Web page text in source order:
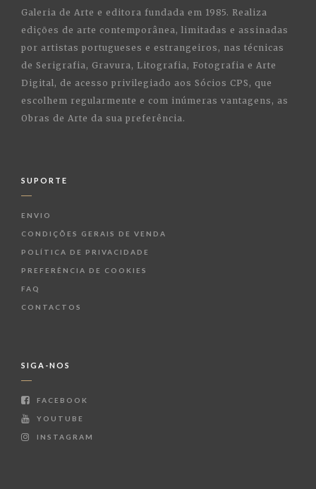
Galeria de Arte e editora fundada em 1985. Realiza
edições de arte contemporânea, limitadas e assinadas
por artistas portugueses e estrangeiros, nas técnicas
de Serigrafia, Gravura, Litografia, Fotografia e Arte
Digital, de acesso privilegiado aos Sócios CPS, que
escolhem regularmente e com inúmeras vantagens, as
Obras de Arte da sua preferência.
SUPORTE
ENVIO
CONDIÇÕES GERAIS DE VENDA
POLÍTICA DE PRIVACIDADE
PREFERÊNCIA DE COOKIES
FAQ
CONTACTOS
SIGA-NOS
FACEBOOK
YOUTUBE
INSTAGRAM